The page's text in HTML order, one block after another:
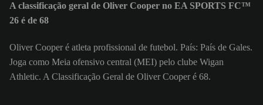
A classificação geral de Oliver Cooper no EA SPORTS FC™
26 é de 68
Oliver Cooper é atleta profissional de futebol. País: País de Gales.
Joga como Meia ofensivo central (MEI) pelo clube Wigan
Athletic. A Classificação Geral de Oliver Cooper é 68.